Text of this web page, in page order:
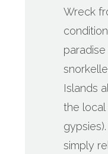
Wreck
Islands
the
simply